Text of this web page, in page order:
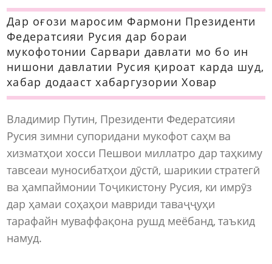
Дар оғози маросим Фармони Президенти
Федератсияи Русия дар бораи
мукофотонии Сарвари давлати мо бо ин
нишони давлатии Русия қироат карда шуд,
хабар додааст хабаргузории Ховар
Владимир Путин, Президенти Федератсияи
Русия зимни супоридани мукофот саҳм ва
хизматҳои хосси Пешвои миллатро дар таҳкиму
тавсеаи муносибатҳои дӯстӣ, шарикии стратегӣ
ва ҳампаймонии Тоҷикистону Русия, ки имрӯз
дар ҳамаи соҳаҳои мавриди таваҷҷуҳи
тарафайн муваффақона рушд меёбанд, таъкид
намуд.